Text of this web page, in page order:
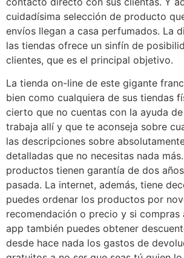
cuidadísima selección de producto
envíos llegan a casa perfumados. La
las tiendas ofrece un sinfín de
clientes, que es el principal objetivo.
La tienda on-line de este gigante
bien como cualquiera de sus tiendas
cierto que no cuentas con la ayuda
trabaja allí y que te aconseja sobre
las descripciones sobre
detalladas que no necesitas nada
productos tienen garantía de dos
pasada. La internet, además, tiene
puedes ordenar los productos por
recomendación o precio y si compras
app también puedes obtener
desde hace nada los gastos de